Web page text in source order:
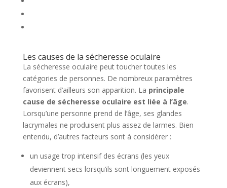
Les causes de la sécheresse oculaire
La sécheresse oculaire peut toucher toutes les
catégories de personnes. De nombreux paramètres
favorisent d’ailleurs son apparition. La principale
cause de sécheresse oculaire est liée à l’âge.
Lorsqu’une personne prend de l’âge, ses glandes
lacrymales ne produisent plus assez de larmes. Bien
entendu, d’autres facteurs sont à considérer :
un usage trop intensif des écrans (les yeux
deviennent secs lorsqu’ils sont longuement exposés
aux écrans),